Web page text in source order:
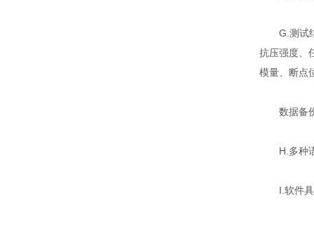
G.测试结
抗压强度、
模量、断点
数据备份
H.多种语
I.软件具